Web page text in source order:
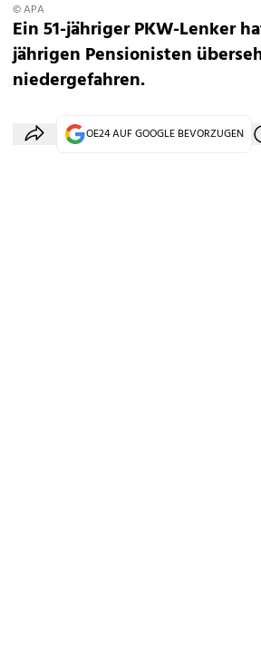
© APA
Ein 51-jähriger PKW-Lenker
jährigen Pensionisten
niedergefahren.
OE24 AUF GOOGLE BEVORZUGEN